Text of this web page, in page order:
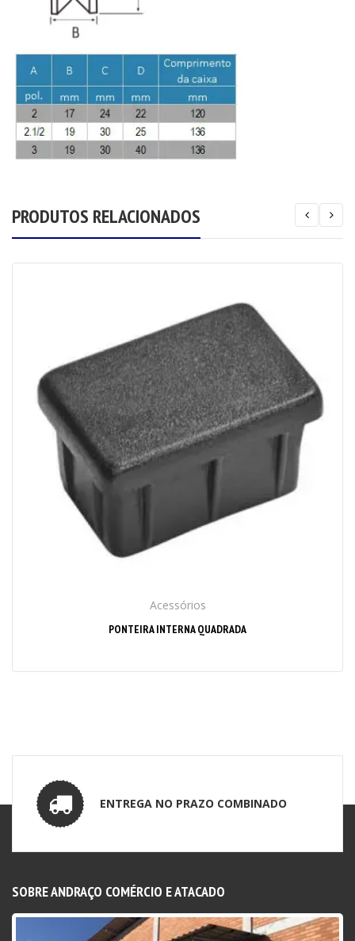
PRODUTOS RELACIONADOS
Acessórios
PONTEIRA INTERNA QUADRADA
ENTREGA NO PRAZO COMBINADO
SOBRE ANDRAÇO COMÉRCIO E ATACADO